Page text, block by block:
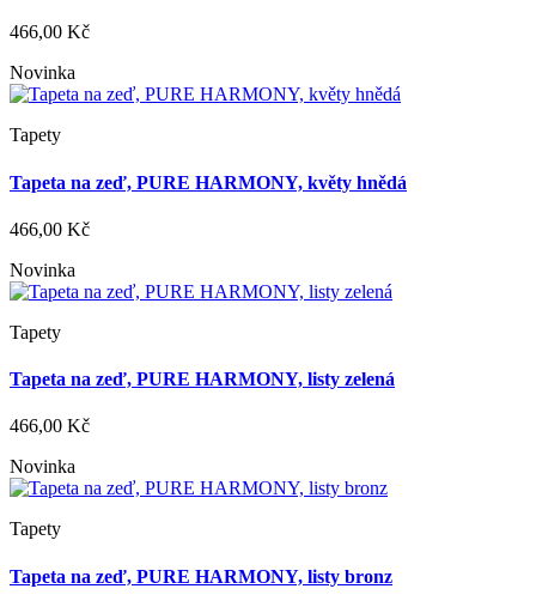
466,00 Kč
Novinka
Tapety
Tapeta na zeď, PURE HARMONY, květy hnědá
466,00 Kč
Novinka
Tapety
Tapeta na zeď, PURE HARMONY, listy zelená
466,00 Kč
Novinka
Tapety
Tapeta na zeď, PURE HARMONY, listy bronz